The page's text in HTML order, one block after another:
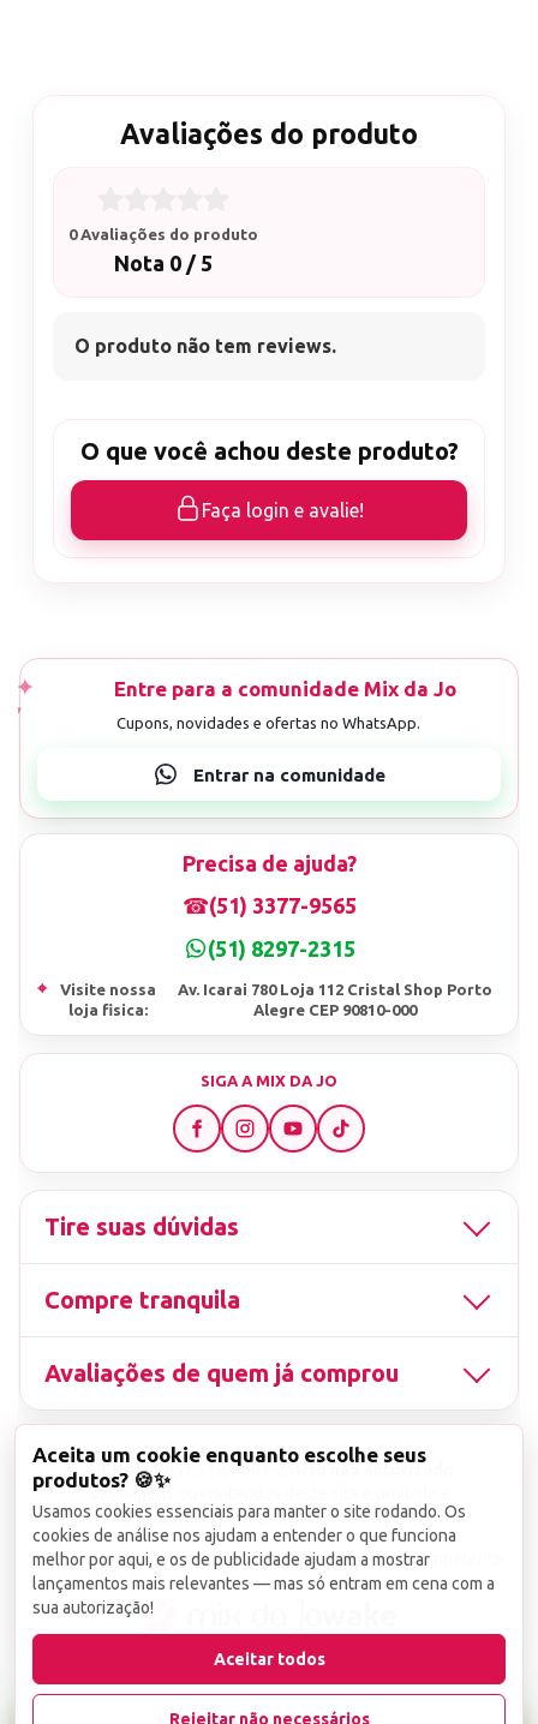
Avaliações do produto
0 Avaliações do produto
Nota 0 / 5
O produto não tem reviews.
O que você achou deste produto?
Faça login e avalie!
Precisa de ajuda?
☎(51) 3377-9565
(51) 8297-2315
⌖
Visite nossa
loja fisica:
Av. Icarai 780 Loja 112 Cristal Shop Porto
Alegre CEP 90810-000
SIGA A MIX DA JO
Tire suas dúvidas
Compre tranquila
Avaliações de quem já comprou
▤ CNPJ13.851.519/0001-25
de imagens ou conteúdos deste site é proibido e
viola a Lei de Direitos Autorais nº 9.610/98.
Infrações serão denunciadas diretamente ao órgão competente.
Aceita um cookie enquanto escolhe seus
produtos? 🍪✨
Usamos cookies essenciais para manter o site rodando. Os
cookies de análise nos ajudam a entender o que funciona
melhor por aqui, e os de publicidade ajudam a mostrar
lançamentos mais relevantes — mas só entram em cena com a
sua autorização!
Aceitar todos
Rejeitar não necessários